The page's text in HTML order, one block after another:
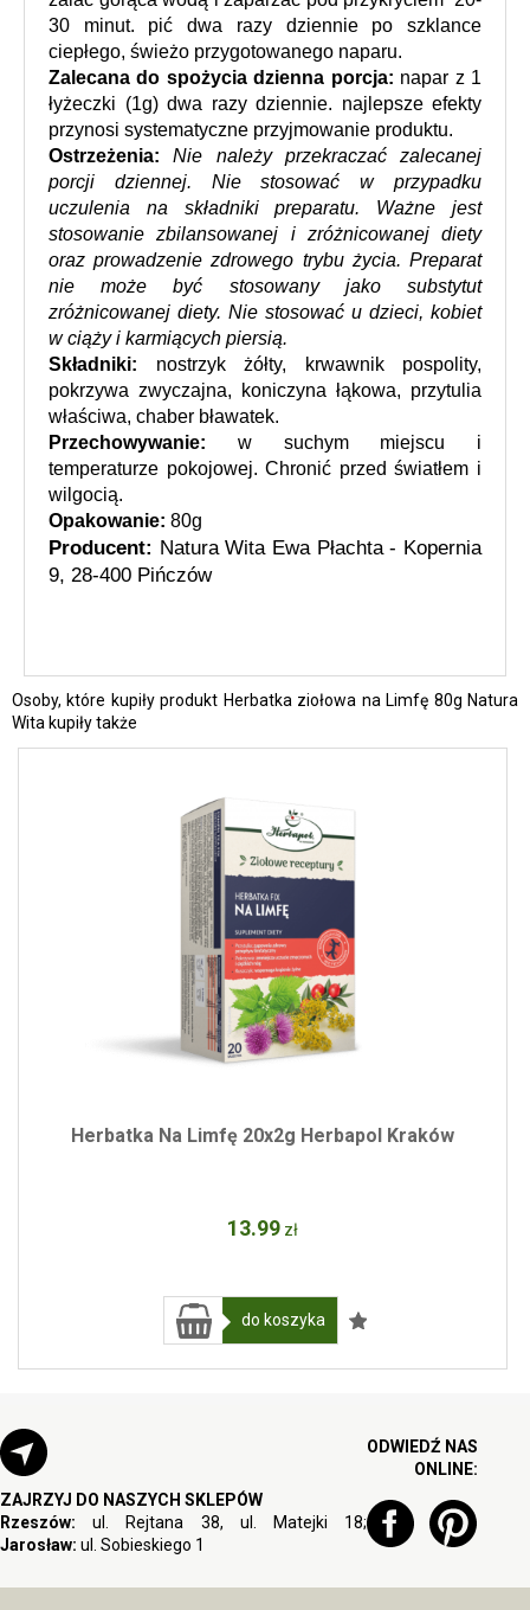
30 minut. pić dwa razy dziennie po szklance
ciepłego, świeżo przygotowanego naparu.
Zalecana do spożycia dzienna porcja: napar z 1
łyżeczki (1g) dwa razy dziennie. najlepsze efekty
przynosi systematyczne przyjmowanie produktu.
Ostrzeżenia: Nie należy przekraczać zalecanej
porcji dziennej. Nie stosować w przypadku
uczulenia na składniki preparatu. Ważne jest
stosowanie zbilansowanej i zróżnicowanej diety
oraz prowadzenie zdrowego trybu życia. Preparat
nie może być stosowany jako substytut
zróżnicowanej diety. Nie stosować u dzieci, kobiet
w ciąży i karmiących piersią.
Składniki: nostrzyk żółty, krwawnik pospolity,
pokrzywa zwyczajna, koniczyna łąkowa, przytulia
właściwa, chaber bławatek.
Przechowywanie: w suchym miejscu i
temperaturze pokojowej. Chronić przed światłem i
wilgocią.
Opakowanie: 80g
Producent: Natura Wita Ewa Płachta - Kopernia
9, 28-400 Pińczów
Osoby, które kupiły produkt Herbatka ziołowa na Limfę 80g Natura
Wita kupiły także
Herbatka Na Limfę 20x2g Herbapol Kraków
13.99 zł
do koszyka
ZAJRZYJ DO NASZYCH SKLEPÓW
Rzeszów: ul. Rejtana 38, ul. Matejki 18;
Jarosław: ul. Sobieskiego 1
ODWIEDŹ NAS
ONLINE: